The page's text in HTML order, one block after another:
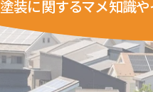
塗装に関するマメ知識